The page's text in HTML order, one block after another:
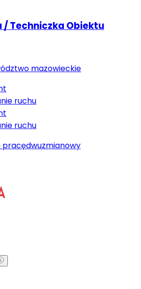
/ Techniczka Obiektu
mazowieckie
ruchu
ruchu
pracędwuzmianowy